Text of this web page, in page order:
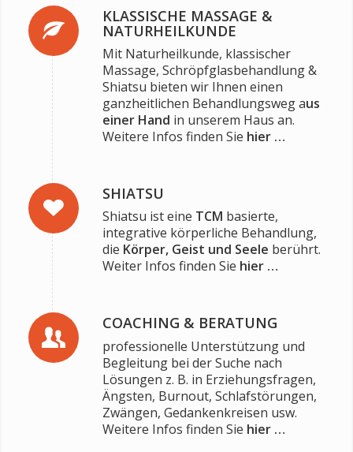
KLASSISCHE MASSAGE &
NATURHEILKUNDE
Mit Naturheilkunde, klassischer
Massage, Schröpfglasbehandlung &
Shiatsu bieten wir Ihnen einen
ganzheitlichen Behandlungsweg aus
einer Hand in unserem Haus an.
Weitere Infos finden Sie hier …
SHIATSU
Shiatsu ist eine TCM basierte,
integrative körperliche Behandlung,
die Körper, Geist und Seele berührt.
Weiter Infos finden Sie hier …
COACHING & BERATUNG
professionelle Unterstützung und
Begleitung bei der Suche nach
Lösungen z. B. in Erziehungsfragen,
Ängsten, Burnout, Schlafstörungen,
Zwängen, Gedankenkreisen usw.
Weitere Infos finden Sie hier …